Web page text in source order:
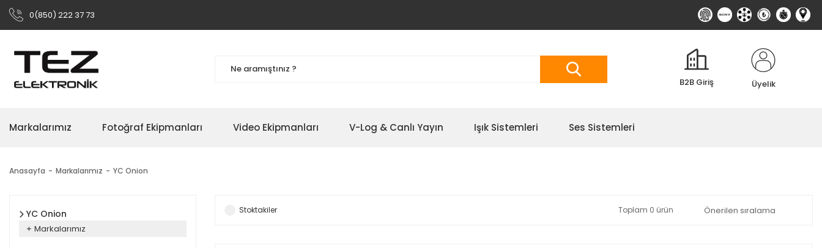
0(850) 222 37 73
B2B Giriş Üyelik
Markalarımız Fotoğraf Ekipmanları Video Ekipmanları V-Log & Canlı Yayın Işık Sistemleri Ses Sistemleri
Anasayfa Markalarımız YC Onion
YC Onion
Markalarımız
Stoktakiler Toplam 0 ürün